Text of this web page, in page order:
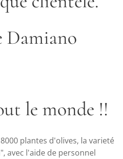
Damiano
le monde !!
plantes d'olives, la varieté
avec l'aide de personnel